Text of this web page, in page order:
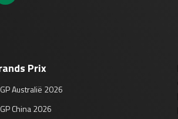
Prix
GP Australië 2026
GP China 2026